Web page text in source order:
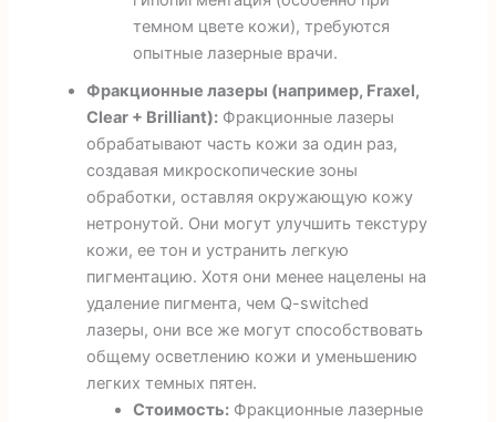
темном цвете кожи), требуются
опытные лазерные врачи.
Фракционные лазеры (например, Fraxel,
Clear + Brilliant):Фракционные лазеры
обрабатывают часть кожи за один раз,
создавая микроскопические зоны
обработки, оставляя окружающую кожу
нетронутой. Они могут улучшить текстуру
кожи, ее тон и устранить легкую
пигментацию. Хотя они менее нацелены на
удаление пигмента, чем Q-switched
лазеры, они все же могут способствовать
общему осветлению кожи и уменьшению
легких темных пятен.
Стоимость:Фракционные лазерные